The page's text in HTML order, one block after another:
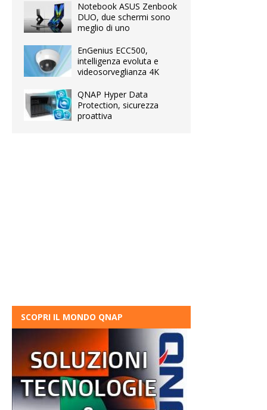
Notebook ASUS Zenbook
DUO, due schermi sono
meglio di uno
EnGenius ECC500,
intelligenza evoluta e
videosorveglianza 4K
QNAP Hyper Data
Protection, sicurezza
proattiva
SCOPRI IL MONDO QNAP